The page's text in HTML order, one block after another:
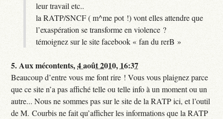
leur travail etc..
la RATP/SNCF ( m^me pot !) vont elles attendre que
l’exaspération se transforme en violence ?
témoignez sur le site facebook « fan du rerB »
5.Aux mécontents,4 août 2010, 16:37
Beaucoup d’entre vous me font rire ! Vous vous plaignez parce
que ce site n’a pas affiché telle ou telle info à un moment ou un
autre... Nous ne sommes pas sur le site de la RATP ici, et l’outil
de M. Courbis ne fait qu’afficher les informations que la RATP